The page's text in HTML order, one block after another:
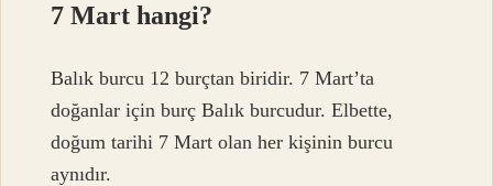
7 Mart hangi?
Balık burcu 12 burçtan biridir. 7 Mart’ta
doğanlar için burç Balık burcudur. Elbette,
doğum tarihi 7 Mart olan her kişinin burcu
aynıdır.